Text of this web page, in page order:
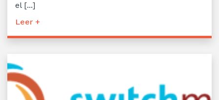
el [...]
Leer +